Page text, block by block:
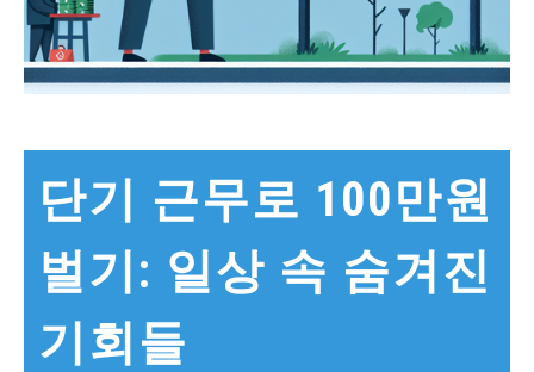
단기 근무로 100만원
벌기: 일상 속 숨겨진
기회들